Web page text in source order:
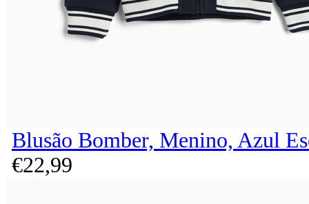
Blusão Bomber, Menino, Azul
€22,99